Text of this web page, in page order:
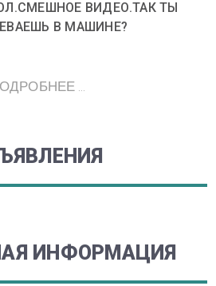
ВИДЕО.ТАК ТЫ
В МАШИНЕ?
...
ИНФОРМАЦИЯ